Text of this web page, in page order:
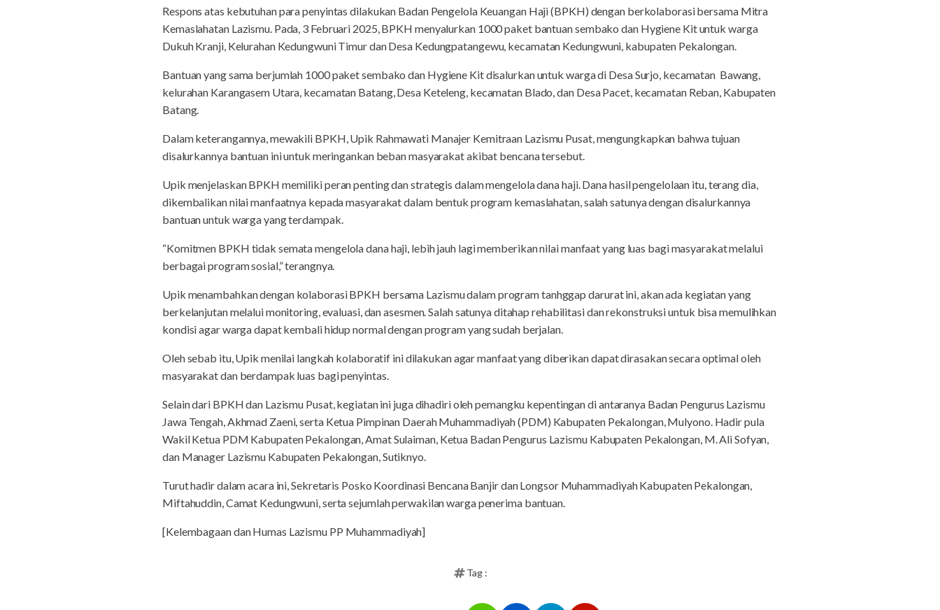
Respons atas kebutuhan para penyintas dilakukan Badan Pengelola Keuangan Haji (BPKH) dengan berkolaborasi bersama Mitra
Kemaslahatan Lazismu. Pada, 3 Februari 2025, BPKH menyalurkan 1000 paket bantuan sembako dan Hygiene Kit untuk warga
Dukuh Kranji, Kelurahan Kedungwuni Timur dan Desa Kedungpatangewu, kecamatan Kedungwuni, kabupaten Pekalongan.
Bantuan yang sama berjumlah 1000 paket sembako dan Hygiene Kit disalurkan untuk warga di Desa Surjo, kecamatan Bawang,
kelurahan Karangasem Utara, kecamatan Batang, Desa Keteleng, kecamatan Blado, dan Desa Pacet, kecamatan Reban, Kabupaten
Batang.
Dalam keterangannya, mewakili BPKH, Upik Rahmawati Manajer Kemitraan Lazismu Pusat, mengungkapkan bahwa tujuan
disalurkannya bantuan ini untuk meringankan beban masyarakat akibat bencana tersebut.
Upik menjelaskan BPKH memiliki peran penting dan strategis dalam mengelola dana haji. Dana hasil pengelolaan itu, terang dia,
dikembalikan nilai manfaatnya kepada masyarakat dalam bentuk program kemaslahatan, salah satunya dengan disalurkannya
bantuan untuk warga yang terdampak.
“Komitmen BPKH tidak semata mengelola dana haji, lebih jauh lagi memberikan nilai manfaat yang luas bagi masyarakat melalui
berbagai program sosial,” terangnya.
Upik menambahkan dengan kolaborasi BPKH bersama Lazismu dalam program tanhggap darurat ini, akan ada kegiatan yang
berkelanjutan melalui monitoring, evaluasi, dan asesmen. Salah satunya ditahap rehabilitasi dan rekonstruksi untuk bisa memulihkan
kondisi agar warga dapat kembali hidup normal dengan program yang sudah berjalan.
Oleh sebab itu, Upik menilai langkah kolaboratif ini dilakukan agar manfaat yang diberikan dapat dirasakan secara optimal oleh
masyarakat dan berdampak luas bagi penyintas.
Selain dari BPKH dan Lazismu Pusat, kegiatan ini juga dihadiri oleh pemangku kepentingan di antaranya Badan Pengurus Lazismu
Jawa Tengah, Akhmad Zaeni, serta Ketua Pimpinan Daerah Muhammadiyah (PDM) Kabupaten Pekalongan, Mulyono. Hadir pula
Wakil Ketua PDM Kabupaten Pekalongan, Amat Sulaiman, Ketua Badan Pengurus Lazismu Kabupaten Pekalongan, M. Ali Sofyan,
dan Manager Lazismu Kabupaten Pekalongan, Sutiknyo.
Turut hadir dalam acara ini, Sekretaris Posko Koordinasi Bencana Banjir dan Longsor Muhammadiyah Kabupaten Pekalongan,
Miftahuddin, Camat Kedungwuni, serta sejumlah perwakilan warga penerima bantuan.
[Kelembagaan dan Humas Lazismu PP Muhammadiyah]
Tag :